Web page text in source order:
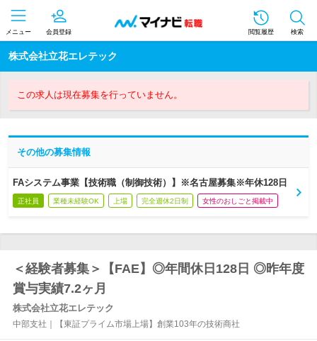
メニュー 会員登録 閲覧履歴 検索
株式会社立花エレテック
この求人は現在募集を行っていません。
その他の募集情報
FAシステム事業【技術職（制御技術）】※名古屋募集※年休128日
正社員 業種未経験OK 上場 完全週休2日制 女性のおしごと掲載中
＜経験者募集＞【FAE】◎年間休日128日 ◎昨年度
賞与実績7.2ヶ月
株式会社立花エレテック
中部支社｜【東証プライム市場上場】創業103年の技術商社